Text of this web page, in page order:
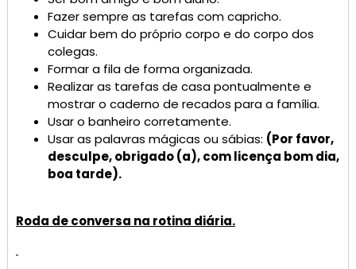
Fazer sempre as tarefas com capricho.
Cuidar bem do próprio corpo e do corpo dos
colegas.
Formar a fila de forma organizada.
Realizar as tarefas de casa pontualmente e
mostrar o caderno de recados para a família.
Usar o banheiro corretamente.
Usar as palavras mágicas ou sábias: (Por favor,
desculpe, obrigado (a), com licença bom dia,
boa tarde).
Roda de conversa na rotina diária.